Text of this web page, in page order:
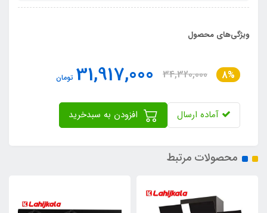
ویژگی‌های محصول
8%
34,320,000
31,917,000 تومان
آماده ارسال
محصولات مرتبط